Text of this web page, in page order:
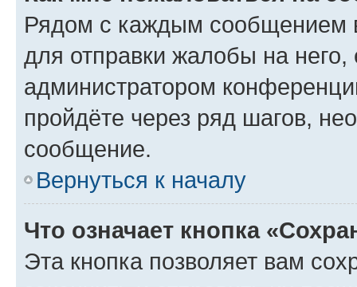
Рядом с каждым сообщением
для отправки жалобы на
администратором
пройдёте через ряд шагов,
сообщение.
Вернуться к началу
Что означает кнопка
Эта кнопка позволяет вам